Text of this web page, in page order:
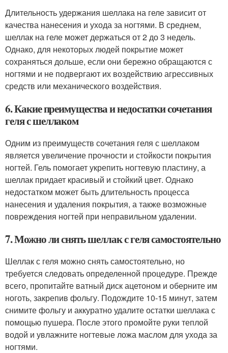
Длительность удержания шеллака на геле зависит от
качества нанесения и ухода за ногтями. В среднем,
шеллак на геле может держаться от 2 до 3 недель.
Однако, для некоторых людей покрытие может
сохраняться дольше, если они бережно обращаются с
ногтями и не подвергают их воздействию агрессивных
средств или механического воздействия.
6. Какие преимущества и недостатки сочетания
геля с шеллаком
Одним из преимуществ сочетания геля с шеллаком
является увеличение прочности и стойкости покрытия
ногтей. Гель помогает укрепить ногтевую пластину, а
шеллак придает красивый и стойкий цвет. Однако
недостатком может быть длительность процесса
нанесения и удаления покрытия, а также возможные
повреждения ногтей при неправильном удалении.
7. Можно ли снять шеллак с геля самостоятельно
Шеллак с геля можно снять самостоятельно, но
требуется следовать определенной процедуре. Прежде
всего, пропитайте ватный диск ацетоном и оберните им
ноготь, закрепив фольгу. Подождите 10-15 минут, затем
снимите фольгу и аккуратно удалите остатки шеллака с
помощью пушера. После этого промойте руки теплой
водой и увлажните ногтевые ложа маслом для ухода за
ногтями.